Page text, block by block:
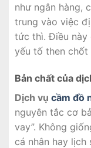
như ngân hàng,
trung vào việc
tức thì. Điều này
yếu tố then chốt
Bản chất của
Dịch vụ cầm đồ
nguyên tắc cơ
vay”. Không
cá nhân hay